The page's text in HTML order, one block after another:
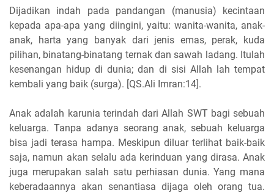
Dijadikan indah pada pandangan (manusia) kecintaan
kepada apa-apa yang diingini, yaitu: wanita-wanita, anak-
anak, harta yang banyak dari jenis emas, perak, kuda
pilihan, binatang-binatang ternak dan sawah ladang. Itulah
kesenangan hidup di dunia; dan di sisi Allah lah tempat
kembali yang baik (surga). [QS.Ali Imran:14].
Anak adalah karunia terindah dari Allah SWT bagi sebuah
keluarga. Tanpa adanya seorang anak, sebuah keluarga
bisa jadi terasa hampa. Meskipun diluar terlihat baik-baik
saja, namun akan selalu ada kerinduan yang dirasa. Anak
juga merupakan salah satu perhiasan dunia. Yang mana
keberadaannya akan senantiasa dijaga oleh orang tua.